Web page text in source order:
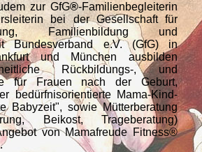
zur GfG®-Familienbegleiterin
bei der Gesellschaft für
Familienbildung und
Bundesverband e.V. (GfG) in
und München ausbilden
Rückbildungs-, und
für Frauen nach der Geburt,
bedürfnisorientierte Mama-Kind-
Babyzeit", sowie Mütterberatung
Beikost, Trageberatung)
von Mamafreude Fitness®